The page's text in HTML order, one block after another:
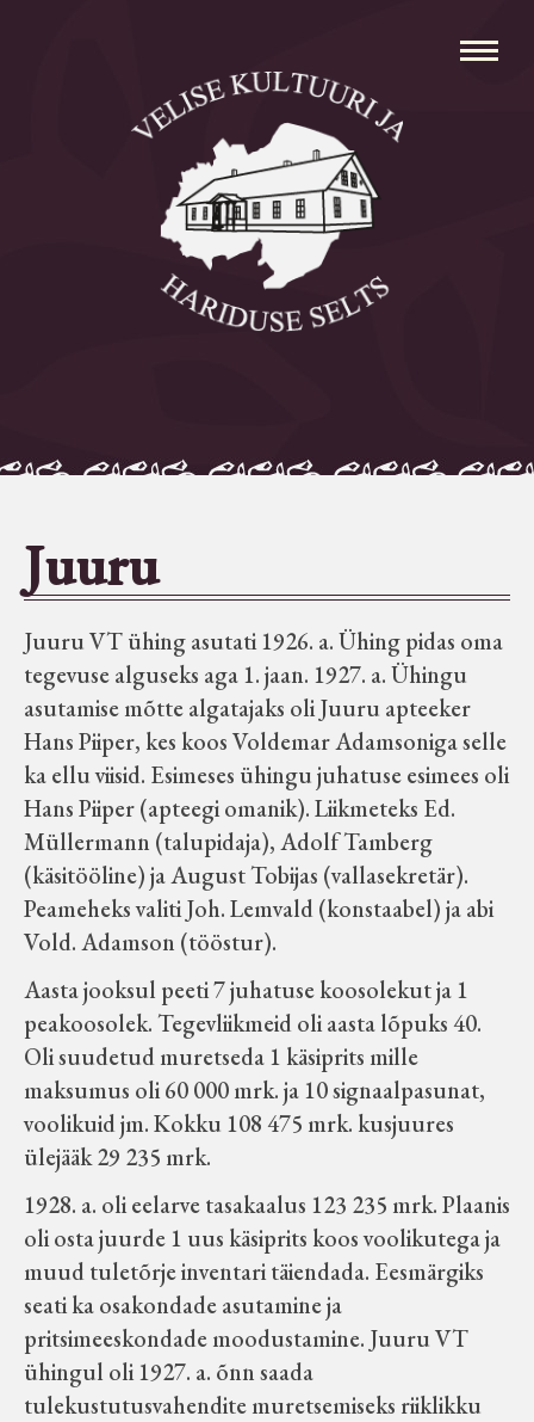
Avaleht
Aleksei Parnabas
Sillaotsa Talumuuseum
Seltsid-ühingud
Aiandus
Tuletõrje
Õpperada
Muud koduloolist Velise mailt
Märjamaa ümbruse valdade
elanike nimekirjad seisuga
15.12.1938
Velise kultuuri ja hariduse selts
Virtuaalnäitused
Otsi
Tagasiside
Juuru
Juuru VT ühing asutati 1926. a. Ühing pidas oma
tegevuse alguseks aga 1. jaan. 1927. a. Ühingu
asutamise mõtte algatajaks oli Juuru apteeker
Hans Piiper, kes koos Voldemar Adamsoniga selle
ka ellu viisid. Esimeses ühingu juhatuse esimees oli
Hans Piiper (apteegi omanik). Liikmeteks Ed.
Müllermann (talupidaja), Adolf Tamberg
(käsitööline) ja August Tobijas (vallasekretär).
Peameheks valiti Joh. Lemvald (konstaabel) ja abi
Vold. Adamson (tööstur).
Aasta jooksul peeti 7 juhatuse koosolekut ja 1
peakoosolek. Tegevliikmeid oli aasta lõpuks 40.
Oli suudetud muretseda 1 käsiprits mille
maksumus oli 60 000 mrk. ja 10 signaalpasunat,
voolikuid jm. Kokku 108 475 mrk. kusjuures
ülejääk 29 235 mrk.
1928. a. oli eelarve tasakaalus 123 235 mrk. Plaanis
oli osta juurde 1 uus käsiprits koos voolikutega ja
muud tuletõrje inventari täiendada. Eesmärgiks
seati ka osakondade asutamine ja
pritsimeeskondade moodustamine. Juuru VT
ühingul oli 1927. a. õnn saada
tulekustutusvahendite muretsemiseks riiklikku